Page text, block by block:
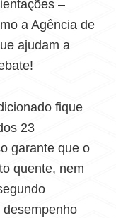
–
a Agência de
ajudam a
fique
23
garante que o
quente, nem